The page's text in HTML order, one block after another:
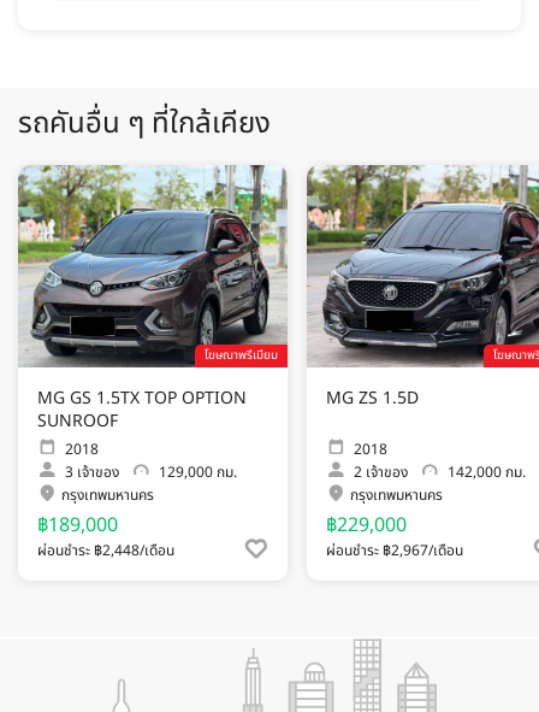
รถคันอื่น ๆ ที่ใกล้เคียง
โฆษณาพรีเมียม
MG GS 1.5TX TOP OPTION
SUNROOF
2018
3 เจ้าของ
129,000 กม.
กรุงเทพมหานคร
฿189,000
ผ่อนชำระ ฿2,448/เดือน
โฆษณาพ
MG ZS 1.5D
2018
2 เจ้าของ
142,000 กม.
กรุงเทพมหานคร
฿229,000
ผ่อนชำระ ฿2,967/เดือน